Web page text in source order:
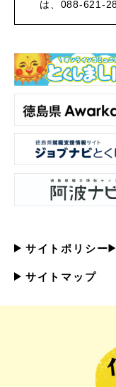
は、088-621-
サイトポリシー
サイトマップ